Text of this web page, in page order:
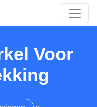
Voor